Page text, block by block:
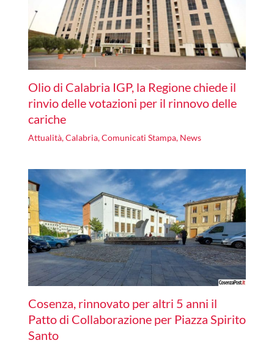
Olio di Calabria IGP, la Regione chiede il
rinvio delle votazioni per il rinnovo delle
cariche
Attualità,Calabria,Comunicati Stampa, News
Cosenza, rinnovato per altri 5 anni il
Patto di Collaborazione per Piazza Spirito
Santo